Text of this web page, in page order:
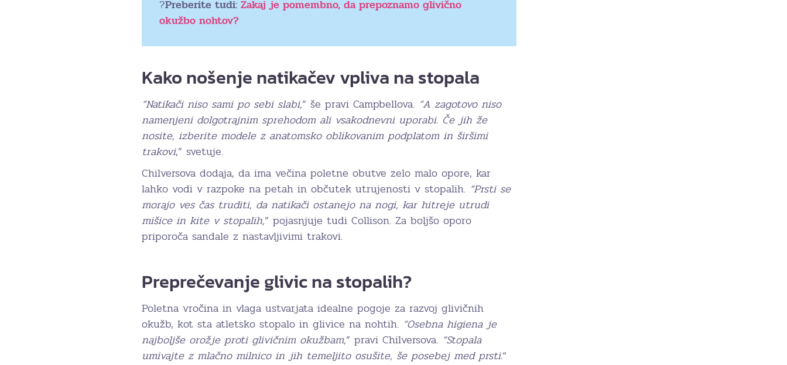
?Preberite tudi: Zakaj je pomembno, da prepoznamo glivično
okužbo nohtov?
Kako nošenje natikačev vpliva na stopala
“Natikači niso sami po sebi slabi,” še pravi Campbellova. “A zagotovo niso
namenjeni dolgotrajnim sprehodom ali vsakodnevni uporabi. Če jih že
nosite, izberite modele z anatomsko oblikovanim podplatom in širšimi
trakovi,” svetuje.
Chilversova dodaja, da ima večina poletne obutve zelo malo opore, kar
lahko vodi v razpoke na petah in občutek utrujenosti v stopalih. “Prsti se
morajo ves čas truditi, da natikači ostanejo na nogi, kar hitreje utrudi
mišice in kite v stopalih,” pojasnjuje tudi Collison. Za boljšo oporo
priporoča sandale z nastavljivimi trakovi.
Preprečevanje glivic na stopalih?
Poletna vročina in vlaga ustvarjata idealne pogoje za razvoj glivičnih
okužb, kot sta atletsko stopalo in glivice na nohtih. “Osebna higiena je
najboljše orožje proti glivičnim okužbam,” pravi Chilversova. “Stopala
umivajte z mlačno milnico in jih temeljito osušite, še posebej med prsti.“